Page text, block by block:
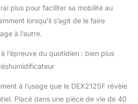
plus pour faciliter sa mobilité au
lorsqu’il s’agit de le faire
à l’autre.
l’épreuve du quotidien : bien plus
à l’usage que le DEX212SF révèle
Placé dans une pièce de vie de 40